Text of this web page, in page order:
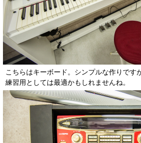
こちらはキーボード。シンプルな作りです
練習用としては最適かもしれませんね。